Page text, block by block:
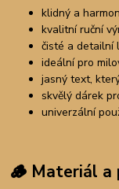
klidný a
kvalitní ruční
čisté a detailní
ideální pro
jasný text,
skvělý dárek
univerzální
🪵 Materiál a